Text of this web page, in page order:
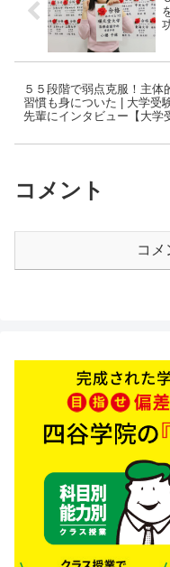
５５段階で弱点克服！主体
習慣も身についた | 大学受
先輩にインタビュー【大学
コメント
コメ